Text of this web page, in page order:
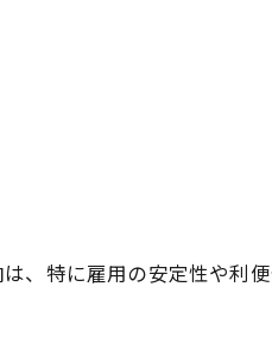
、特に雇用の安定性や利